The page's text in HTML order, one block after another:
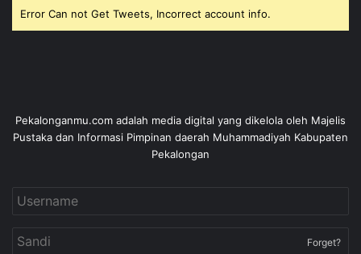
Error Can not Get Tweets, Incorrect account info.
Pekalonganmu.com adalah media digital yang dikelola oleh Majelis
Pustaka dan Informasi Pimpinan daerah Muhammadiyah Kabupaten
Pekalongan
Forget?